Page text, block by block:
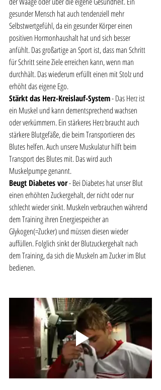
gesunder Mensch hat auch tendenziell mehr
Selbstwertgefühl, da ein gesunder Körper einen
positiven Hormonhaushalt hat und sich besser
anfühlt. Das großartige an Sport ist, dass man Schritt
für Schritt seine Ziele erreichen kann, wenn man
durchhält. Das wiederum erfüllt einen mit Stolz und
erhöht das eigene Ego.
Stärkt das Herz-Kreislauf-System - Das Herz ist
ein Muskel und kann dementsprechend wachsen
oder verkümmern. Ein stärkeres Herz braucht auch
stärkere Blutgefäße, die beim Transportieren des
Blutes helfen. Auch unsere Muskulatur hilft beim
Transport des Blutes mit. Das wird auch
Muskelpumpe genannt.
Beugt Diabetes vor - Bei Diabetes hat unser Blut
einen erhöhten Zuckergehalt, der nicht oder nur
schlecht wieder sinkt. Muskeln verbrauchen während
dem Training ihren Energiespeicher an
Glykogen(=Zucker) und müssen diesen wieder
auffüllen. Folglich sinkt der Blutzuckergehalt nach
dem Training, da sich die Muskeln am Zucker im Blut
bedienen.